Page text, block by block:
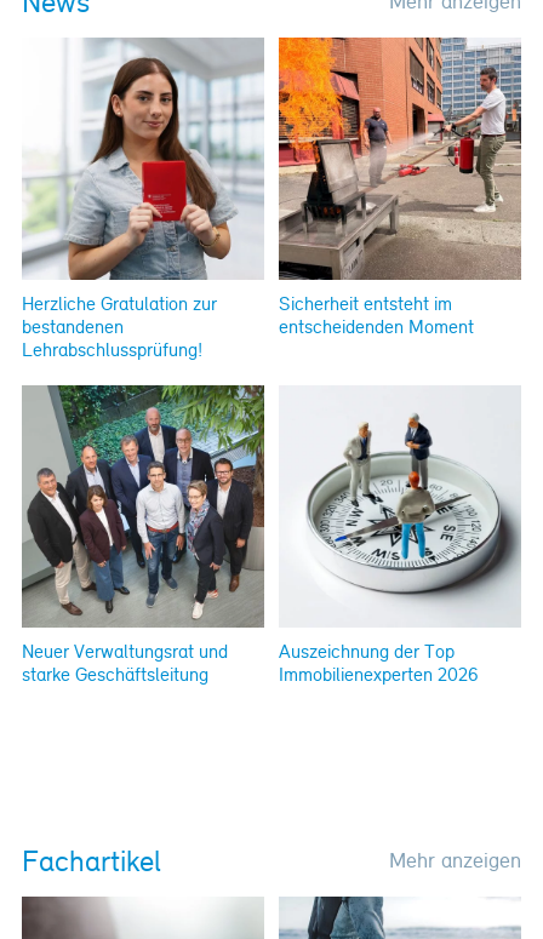
Bauherrenberatung
Immobilienberatung
Unternehmensberatung
Publikationen
News
Fachartikel
PM-Fachbuch
Herzliche Gratulation zur
bestandenen
Lehrabschlussprüfung!
Sicherheit entsteht im
entscheidenden Moment
Neuer Verwaltungsrat und
starke Geschäftsleitung
Auszeichnung der Top
Immobilienexperten 2026
Fachartikel Mehr anzeigen